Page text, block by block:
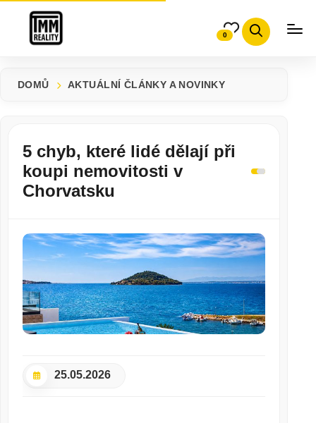
0
DOMŮ AKTUÁLNÍ ČLÁNKY A NOVINKY
5 chyb, které lidé dělají při
koupi nemovitosti v
Chorvatsku
25.05.2026